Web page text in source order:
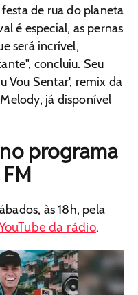
de rua do planeta
é especial, as pernas
será incrível,
concluiu. Seu
Vou Sentar', remix da
já disponível
programa
às 18h, pela
da rádio.